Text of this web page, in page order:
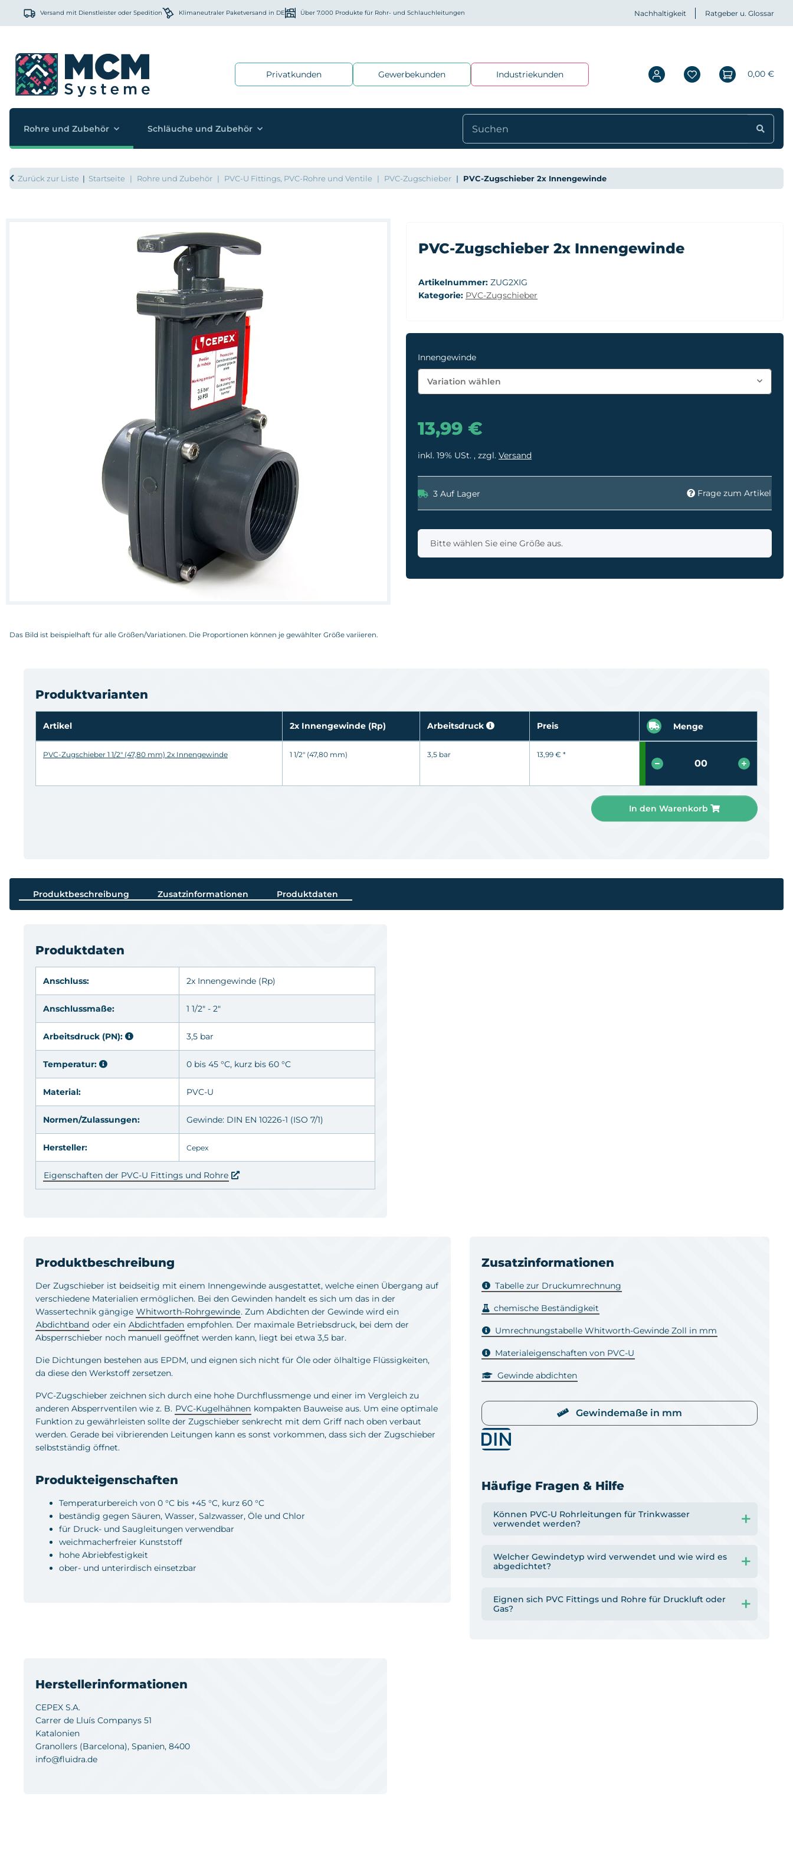
Versand mit Dienstleister oder Spedition Klimaneutraler Paketversand in DE Über 7.000 Produkte für Rohr- und Schlauchleitungen Nachhaltigkeit Ratgeber u. Glossar
Privatkunden Gewerbekunden Industriekunden 0,00 €
Rohre und Zubehör Schläuche und Zubehör
Zurück zur Liste Startseite Rohre und Zubehör PVC-U Fittings, PVC-Rohre und Ventile PVC-Zugschieber PVC-Zugschieber 2x Innengewinde
Das Bild ist beispielhaft für alle Größen/Variationen. Die Proportionen können je gewählter Größe variieren.
PVC-Zugschieber 2x Innengewinde
Artikelnummer: ZUG2XIG
Kategorie: PVC-Zugschieber
Innengewinde
Variation wählen
13,99 €
inkl. 19% USt. , zzgl. Versand
3 Auf Lager Frage zum Artikel
x
Bitte wählen Sie eine Größe aus.
Produktvarianten
Artikel 2x Innengewinde (Rp) Arbeitsdruck Preis Menge
PVC-Zugschieber 1 1/2" (47,80 mm) 2x Innengewinde 1 1/2" (47,80 mm) 3,5 bar 13,99 € *
In den Warenkorb
Produktbeschreibung Zusatzinformationen Produktdaten
Produktbeschreibung
Der Zugschieber ist beidseitig mit einem Innengewinde ausgestattet, welche einen Übergang auf
verschiedene Materialien ermöglichen. Bei den Gewinden handelt es sich um das in der
Wassertechnik gängige Whitworth-Rohrgewinde. Zum Abdichten der Gewinde wird ein
Abdichtband oder ein Abdichtfaden empfohlen. Der maximale Betriebsdruck, bei dem der
Absperrschieber noch manuell geöffnet werden kann, liegt bei etwa 3,5 bar.
Die Dichtungen bestehen aus EPDM, und eignen sich nicht für Öle oder ölhaltige Flüssigkeiten,
da diese den Werkstoff zersetzen.
PVC-Zugschieber zeichnen sich durch eine hohe Durchflussmenge und einer im Vergleich zu
anderen Absperrventilen wie z. B. PVC-Kugelhähnen kompakten Bauweise aus. Um eine optimale
Funktion zu gewährleisten sollte der Zugschieber senkrecht mit dem Griff nach oben verbaut
werden. Gerade bei vibrierenden Leitungen kann es sonst vorkommen, dass sich der Zugschieber
selbstständig öffnet.
Produkteigenschaften
Temperaturbereich von 0 °C bis +45 °C, kurz 60 °C
beständig gegen Säuren, Wasser, Salzwasser, Öle und Chlor
für Druck- und Saugleitungen verwendbar
weichmacherfreier Kunststoff
hohe Abriebfestigkeit
ober- und unterirdisch einsetzbar
Zusatzinformationen
Tabelle zur Druckumrechnung
chemische Beständigkeit
Umrechnungstabelle Whitworth-Gewinde Zoll in mm
Materialeigenschaften von PVC-U
Gewinde abdichten
Gewindemaße in mm
Häufige Fragen & Hilfe
Können PVC-U Rohrleitungen für Trinkwasser
verwendet werden?
Welcher Gewindetyp wird verwendet und wie wird es
abgedichtet?
Eignen sich PVC Fittings und Rohre für Druckluft oder
Gas?
Herstellerinformationen
CEPEX S.A.
Carrer de Lluís Companys 51
Katalonien
Granollers (Barcelona), Spanien, 8400
info@fluidra.de
Produktdaten
Anschluss: 2x Innengewinde (Rp)
Anschlussmaße: 1 1/2" - 2"
Arbeitsdruck (PN): 3,5 bar
Temperatur: 0 bis 45 °C, kurz bis 60 °C
Material: PVC-U
Normen/Zulassungen: Gewinde: DIN EN 10226-1 (ISO 7/1)
Hersteller: Cepex
Eigenschaften der PVC-U Fittings und Rohre